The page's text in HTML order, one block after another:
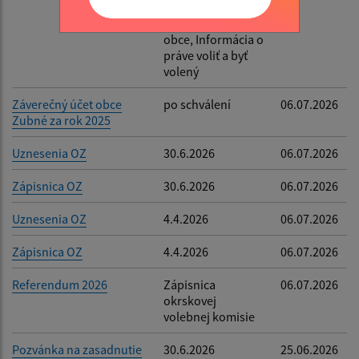
úväzku starostu
obce, Informácia o
práve voliť a byť
volený
Záverečný účet obce
Zubné za rok 2025
po schválení 06.07.2026
Uznesenia OZ 30.6.2026 06.07.2026
Zápisnica OZ 30.6.2026 06.07.2026
Uznesenia OZ 4.4.2026 06.07.2026
Zápisnica OZ 4.4.2026 06.07.2026
Referendum 2026
Zápisnica
okrskovej
volebnej komisie
06.07.2026
Pozvánka na zasadnutie
30.6.2026 25.06.2026